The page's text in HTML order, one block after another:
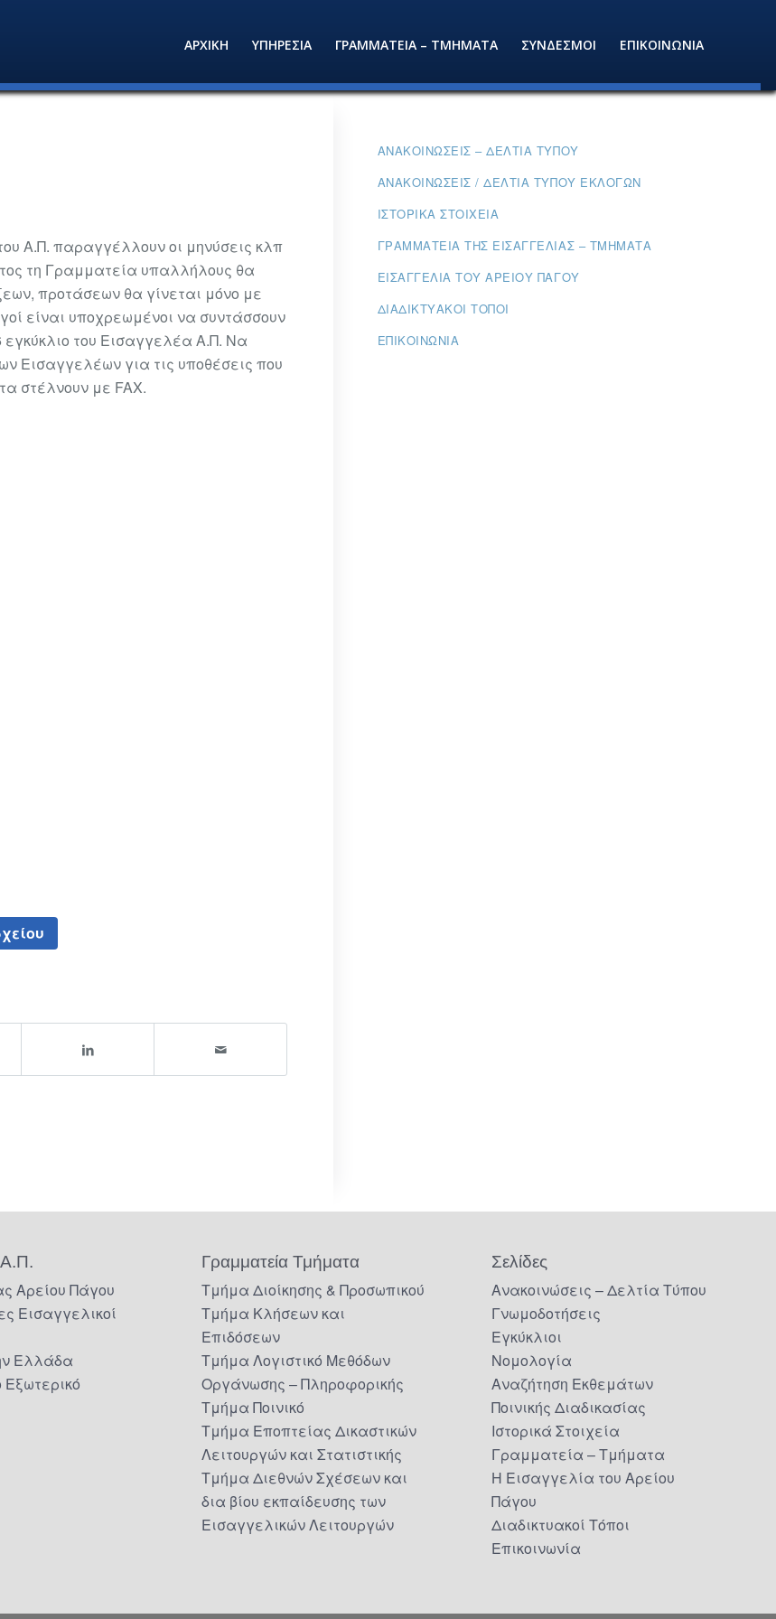
ΑΡΧΙΚΗ ΥΠΗΡΕΣΙΑ ΓΡΑΜΜΑΤΕΙΑ – ΤΜΗΜΑΤΑ ΣΥΝΔΕΣΜΟΙ ΕΠΙΚΟΙΝΩΝΙΑ
Α.Π. παραγγέλλουν οι μηνύσεις κλπ
τη Γραμματεία υπαλλήλους θα
προτάσεων θα γίνεται μόνο με
είναι υποχρεωμένοι να συντάσσουν
εγκύκλιο του Εισαγγελέα Α.Π. Να
Εισαγγελέων για τις υποθέσεις που
στέλνουν με FAX.
ΑΝΑΚΟΙΝΏΣΕΙΣ – ΔΕΛΤΊΑ ΤΎΠΟΥ
ΑΝΑΚΟΙΝΏΣΕΙΣ / ΔΕΛΤΊΑ ΤΎΠΟΥ ΕΚΛΟΓΏΝ
ΙΣΤΟΡΙΚΆ ΣΤΟΙΧΕΊΑ
ΓΡΑΜΜΑΤΕΊΑ ΤΗΣ ΕΙΣΑΓΓΕΛΊΑΣ – ΤΜΉΜΑΤΑ
ΕΙΣΑΓΓΕΛΊΑ ΤΟΥ ΑΡΕΊΟΥ ΠΆΓΟΥ
ΔΙΑΔΙΚΤΥΑΚΟΊ ΤΌΠΟΙ
ΕΠΙΚΟΙΝΩΝΊΑ
Α.Π.
Αρείου Πάγου
Εισαγγελικοί
Ελλάδα
Γραμματεία Τμήματα
Τμήμα Διοίκησης & Προσωπικού
Τμήμα Κλήσεων και
Επιδόσεων
Τμήμα Λογιστικό Μεθόδων
Οργάνωσης – Πληροφορικής
Τμήμα Ποινικό
Τμήμα Εποπτείας Δικαστικών
Λειτουργών και Στατιστικής
Τμήμα Διεθνών Σχέσεων και
δια βίου εκπαίδευσης των
Εισαγγελικών Λειτουργών
Σελίδες
Ανακοινώσεις – Δελτία Τύπου
Γνωμοδοτήσεις
Εγκύκλιοι
Νομολογία
Αναζήτηση Εκθεμάτων
Ποινικής Διαδικασίας
Ιστορικά Στοιχεία
Γραμματεία – Τμήματα
Η Εισαγγελία του Αρείου
Πάγου
Διαδικτυακοί Τόποι
Επικοινωνία